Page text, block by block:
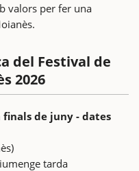
valors per fer una
del Festival de
2026
de juny - dates
tarda